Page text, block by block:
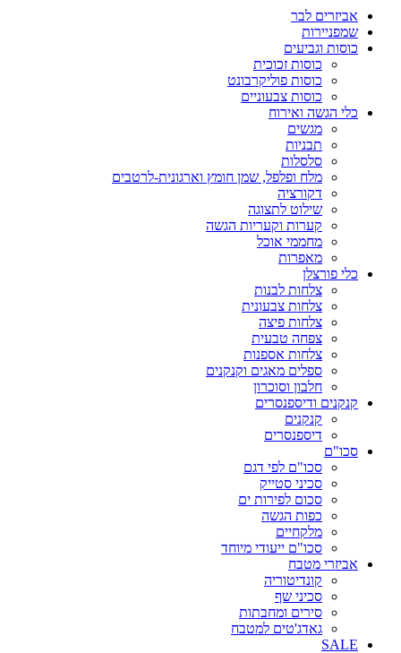
אביזרים לבר
שמפניירות
כוסות וגביעים
כוסות זכוכית
כוסות פוליקרבונט
כוסות צבעוניים
כלי הגשה ואירוח
מגשים
תבניות
סלסלות
מלח ופלפל, שמן חומץ וארגונית-לרטבים
דקורציה
שילוט לתצוגה
קערות וקעריות הגשה
מחממי אוכל
מאפרות
כלי פורצלן
צלחות לבנות
צלחות צבעונית
צלחות פיצה
צפחה טבעית
צלחות אספנות
ספלים מאגים וקנקנים
חלבון וסוכרון
קנקנים ודיספנסרים
קנקנים
דיספנסרים
סכו"ם
סכו"ם לפי דגם
סכיני סטייק
סכום לפירות ים
כפות הגשה
מלקחיים
סכו"ם ייעודי מיוחד
אביזרי מטבח
קונדיטוריה
סכיני שף
סירים ומחבתות
גאדג'טים למטבח
SALE